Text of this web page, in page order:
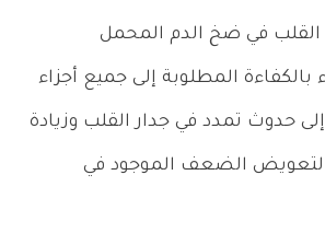
في ضخ الدم المحمل
بالكفاءة المطلوبة إلى جميع أجزاء
حدوث تمدد في جدار القلب وزيادة
الضعف الموجود في